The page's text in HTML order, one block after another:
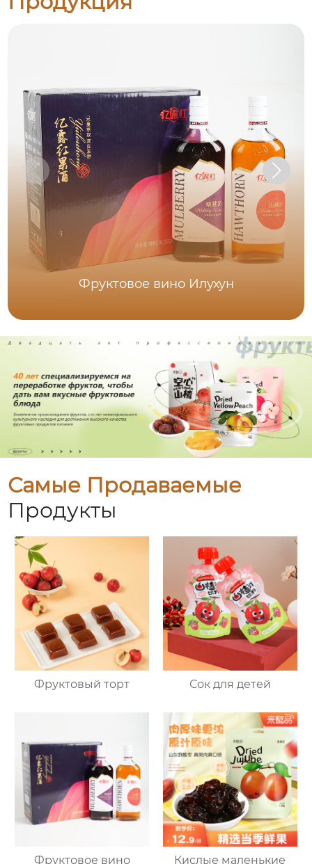
Фруктовое вино Илухун
Самые Продаваемые
Продукты
Фруктовый торт Сок для детей
Фруктовое вино
Кислые маленькие